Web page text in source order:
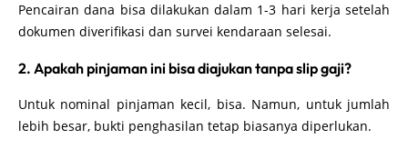
Pencairan dana bisa dilakukan dalam 1-3 hari kerja setelah
dokumen diverifikasi dan survei kendaraan selesai.
2. Apakah pinjaman ini bisa diajukan tanpa slip gaji?
Untuk nominal pinjaman kecil, bisa. Namun, untuk jumlah
lebih besar, bukti penghasilan tetap biasanya diperlukan.